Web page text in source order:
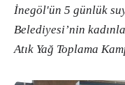
İnegöl'ün 5 günlük
Belediyesi’nin
Atık Yağ Toplama